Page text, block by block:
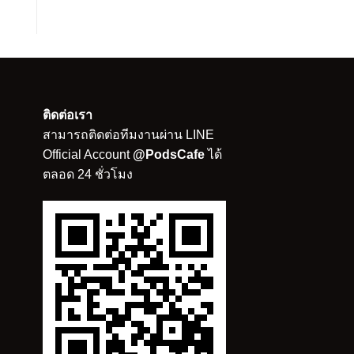
ติดต่อเรา
สามารถติดต่อทีมงานผ่าน LINE
Official Account @PodsCafeได้
ตลอด 24 ชั่วโมง